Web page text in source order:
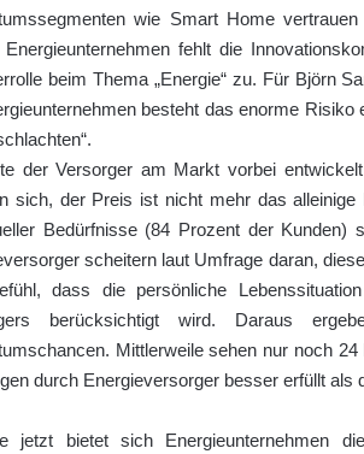
wie Smart Home
Energieunternehmen fehlt die
beim Thema „Energie“ zu. Für Björn
besteht das enorme
der Versorger am Markt vorbei
sich, der Preis ist nicht mehr das
Bedürfnisse (84 Prozent der
scheitern laut Umfrage daran,
dass die persönliche
berücksichtigt wird. Daraus
Mittlerweile sehen nur noch
durch Energieversorger besser erfüllt als
jetzt bietet sich Energieunternehmen